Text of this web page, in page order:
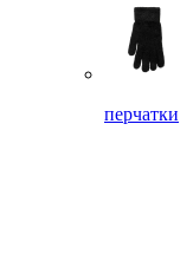
перчатки